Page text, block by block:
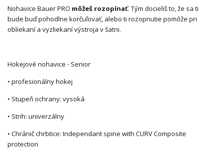
Nohavice Bauer PRO môžeš rozopínať. Tým docieliš to, že sa ti
bude buď pohodlne korčuľovať, alebo ti rozopnutie pomôže pri
obliekaní a vyzliekaní výstroja v šatni.
Hokejové nohavice - Senior
• profesionálny hokej
• Stupeň ochrany: vysoká
• Strih: univerzálny
• Chránič chrbtice: Independant spine with CURV Composite
protection